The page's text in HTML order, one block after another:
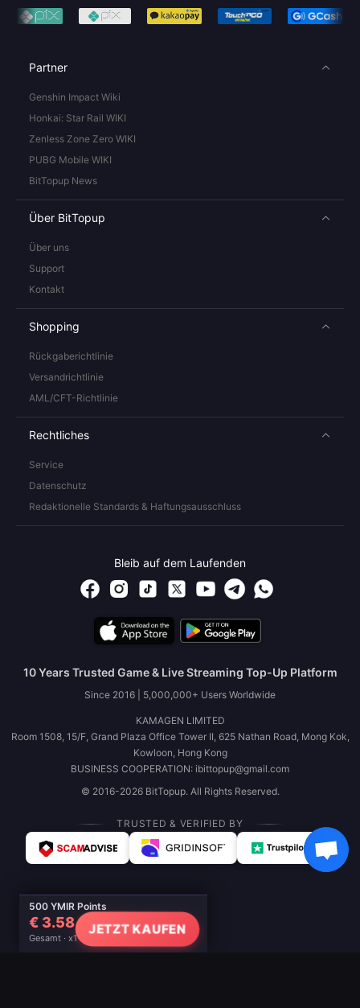
500 YMIR Points
€ 3.58
Gesamt · x1
JETZT KAUFEN
Partner
Genshin Impact Wiki
Honkai: Star Rail WIKI
Zenless Zone Zero WIKI
PUBG Mobile WIKI
BitTopup News
Über BitTopup
Über uns
Support
Kontakt
Shopping
Rückgaberichtlinie
Versandrichtlinie
AML/CFT-Richtlinie
Rechtliches
Service
Datenschutz
Redaktionelle Standards & Haftungsausschluss
Bleib auf dem Laufenden
10 Years Trusted Game & Live Streaming Top-Up Platform
Since 2016 | 5,000,000+ Users Worldwide
KAMAGEN LIMITED
Room 1508, 15/F, Grand Plaza Office Tower II, 625 Nathan Road, Mong Kok,
Kowloon, Hong Kong
BUSINESS COOPERATION: ibittopup@gmail.com
© 2016-2026 BitTopup. All Rights Reserved.
TRUSTED & VERIFIED BY